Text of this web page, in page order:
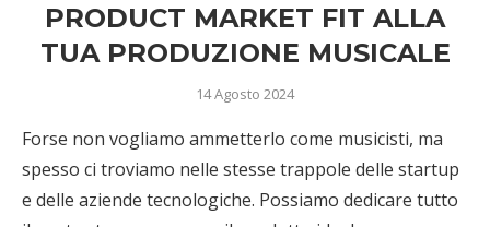
PRODUCT MARKET FIT ALLA
TUA PRODUZIONE MUSICALE
14 Agosto 2024
Forse non vogliamo ammetterlo come musicisti, ma
spesso ci troviamo nelle stesse trappole delle startup
e delle aziende tecnologiche. Possiamo dedicare tutto